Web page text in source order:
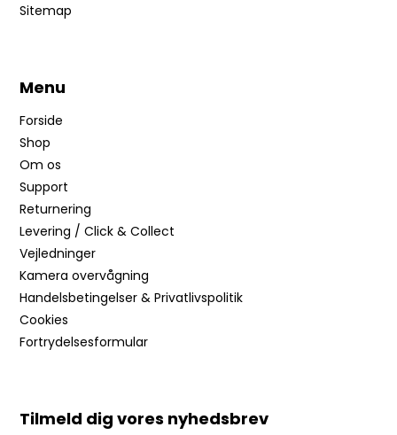
Sitemap
Menu
Forside
Shop
Om os
Support
Returnering
Levering / Click & Collect
Vejledninger
Kamera overvågning
Handelsbetingelser & Privatlivspolitik
Cookies
Fortrydelsesformular
Tilmeld dig vores nyhedsbrev